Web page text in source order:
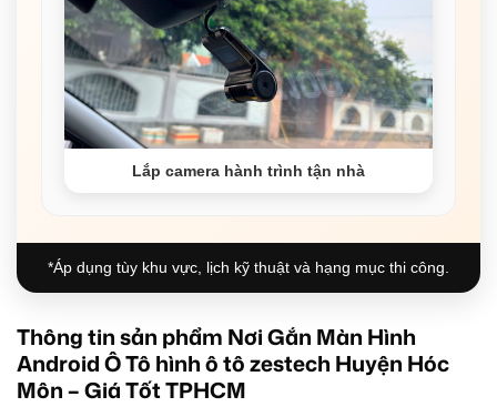
Lắp camera hành trình tận nhà
*Áp dụng tùy khu vực, lịch kỹ thuật và hạng mục thi công.
Thông tin sản phẩm Nơi Gắn Màn Hình
Android Ô Tô hình ô tô zestech Huyện Hóc
Môn – Giá Tốt TPHCM